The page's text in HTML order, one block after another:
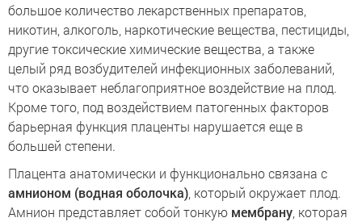
большое количество лекарственных препаратов,
никотин, алкоголь, наркотические вещества, пестициды,
другие токсические химические вещества, а также
целый ряд возбудителей инфекционных заболеваний,
что оказывает неблагоприятное воздействие на плод.
Кроме того, под воздействием патогенных факторов
барьерная функция плаценты нарушается еще в
большей степени.
Плацента анатомически и функционально связана с
амнионом (водная оболочка) , который окружает плод.
Амнион представляет собой тонкую мембрану , которая